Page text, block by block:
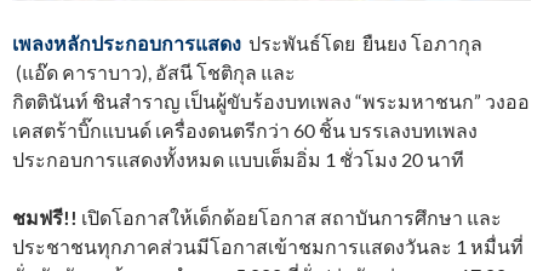
เพลงหลักประกอบการแสดง ประพันธ์โดย ยืนยง โอภากุล
(แอ๊ด คาราบาว), อัสนี โชติกุล และ
กิตตินันท์ ชินสำราญ เป็นผู้ขับร้องบทเพลง “พระมหาชนก” วงออ
เคสตร้าบิ๊กแบนด์ เครื่องดนตรีกว่า 60 ชิ้น บรรเลงบทเพลง
ประกอบการแสดงทั้งหมด แบบเต็มอิ่ม 1 ชั่วโมง 20 นาที
ชมฟรี!! เปิดโอกาสให้เด็กด้อยโอกาส สถาบันการศึกษา และ
ประชาชนทุกภาคส่วนมีโอกาสเข้าชมการแสดงวันละ 1 หมื่นที่